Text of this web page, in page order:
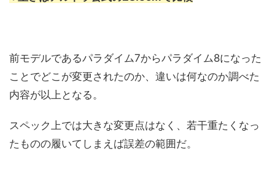
前モデルであるパラダイム7からパラダイム8になった
ことでどこが変更されたのか、違いは何なのか調べた
内容が以上となる。
スペック上では大きな変更点はなく、若干重たくなっ
たものの履いてしまえば誤差の範囲だ。